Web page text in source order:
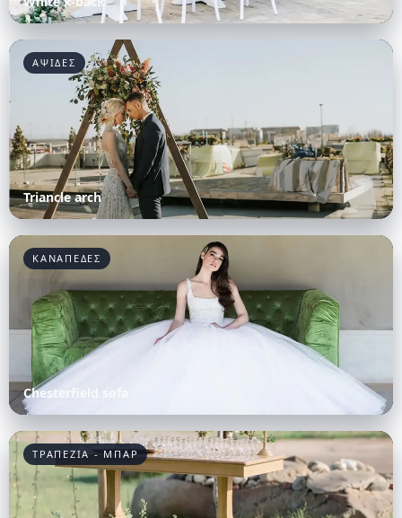
ΑΨΙΔΕΣ
Triancle arch
ΚΑΝΑΠΕΔΕΣ
Chesterfield sofa
ΤΡΑΠΕΖΙΑ - ΜΠΑΡ